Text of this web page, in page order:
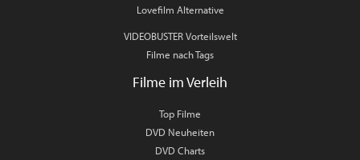
Lovefilm Alternative
VIDEOBUSTER Vorteilswelt
Filme nach Tags
Filme im Verleih
Top Filme
DVD Neuheiten
DVD Charts